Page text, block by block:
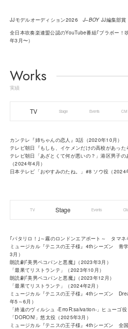
JJモデルオーディション2026J–BOYJJ編集部賞
全日本吹奏楽連盟公認のYouTube番組｢ブラボー！
年3月〜）
Works
実績
TV Stage Events CM
カンテレ『姉ちゃんの恋人』3話（2020年10月）
テレビ朝日『もしも、イケメンだけの高校があった
テレビ朝日「あざとくて何が悪いの？」港区男⼦
（2024年4月）
日本テレビ「おやすみのたね。」#8 ソウ役（2024
TV Stage Events CM
｢パタリロ！｣～霧のロンドンエアポート～ タマネ
ミュージカル『テニスの王子様』4thシーズン 青
3月）
朗読劇｢美男ペコパンと悪魔｣（2023年3月）
「最果てリストランテ」（2023年10月）
朗読劇｢美男ペコパンと悪魔｣（2023年12月）
「最果てリストランテ」（2024年2月）
ミュージカル『テニスの王子様』4thシーズン
年5～6月）
「終遠のヴィルシュ -ErroR:salvation-」ヒューゴ
「DORON!」悠太役（2025年3月）
ミュージカル『テニスの王子様』4thシーズン 全